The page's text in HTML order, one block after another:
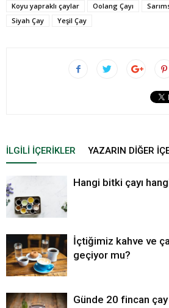
Koyu yapraklı çaylar
Oolang Çayı
Siyah Çay
Yeşil Çay
İLGILI İÇERIKLER YAZARIN DIĞER
Hangi bitki çayı
İçtiğimiz kahve ve
geçiyor mu?
Günde 20 fincan